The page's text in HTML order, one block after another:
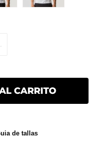
CARRITO
de tallas